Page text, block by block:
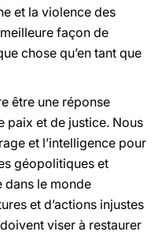
et la violence des
façon de
chose qu’en tant que
être une réponse
paix et de justice. Nous
et l’intelligence pour
géopolitiques et
dans le monde
et d’actions injustes
viser à restaurer